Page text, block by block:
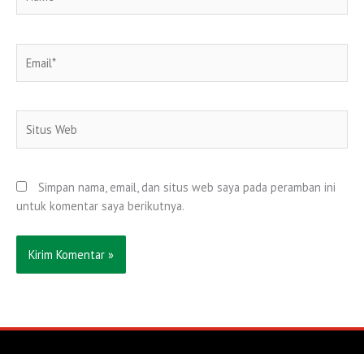
Web
Simpan nama, email, dan situs web saya pada peramban ini
untuk komentar saya berikutnya.